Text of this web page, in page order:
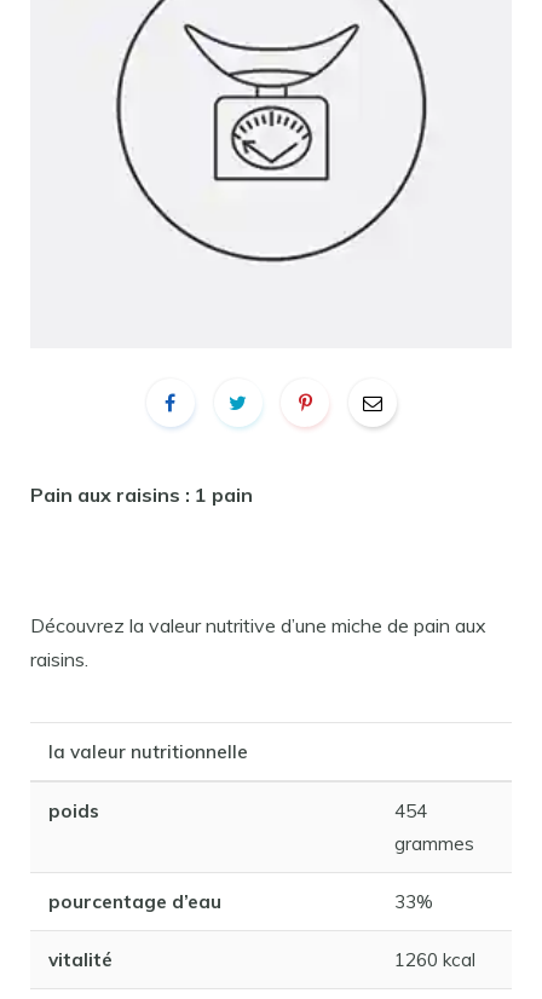
Pain aux raisins : 1 pain
Découvrez la valeur nutritive d’une miche de pain aux
raisins.
la valeur nutritionnelle
poids
454
grammes
pourcentage d’eau 33%
vitalité 1260 kcal